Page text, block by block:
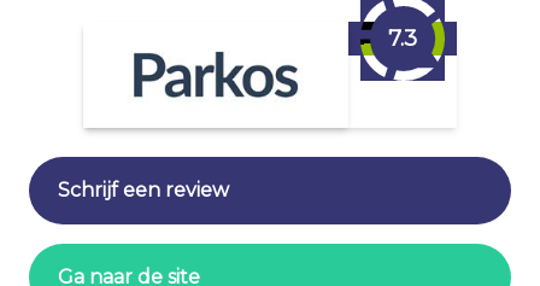
7.3
Schrijf een review
Ga naar de site